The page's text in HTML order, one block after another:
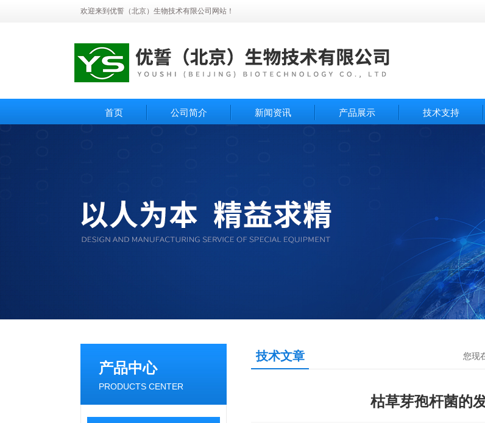
欢迎来到优誓（北京）生物技术有限公司网站！
首页 公司简介 新闻资讯 产品展示 技术支持
产品中心
PRODUCTS CENTER
技术文章 您现
枯草芽孢杆菌的